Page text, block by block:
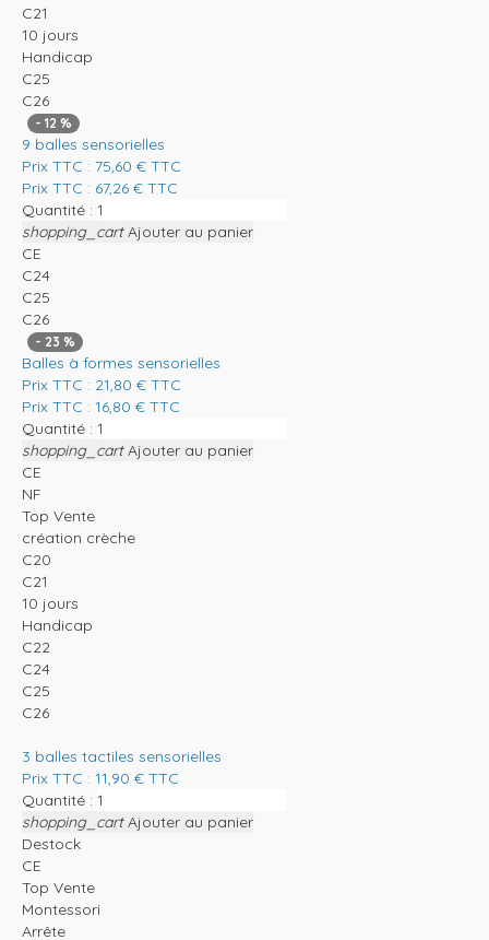
C21
10 jours
Handicap
C25
C26
- 12 %
9 balles sensorielles
Prix TTC : 75,60 € TTC
Prix TTC : 67,26 € TTC
Quantité :
shopping_cart Ajouter au panier
CE
C24
C25
C26
- 23 %
Balles à formes sensorielles
Prix TTC : 21,80 € TTC
Prix TTC : 16,80 € TTC
Quantité :
shopping_cart Ajouter au panier
CE
NF
Top Vente
création crèche
C20
C21
10 jours
Handicap
C22
C24
C25
C26
3 balles tactiles sensorielles
Prix TTC : 11,90 € TTC
Quantité :
shopping_cart Ajouter au panier
Destock
CE
Top Vente
Montessori
Arrête